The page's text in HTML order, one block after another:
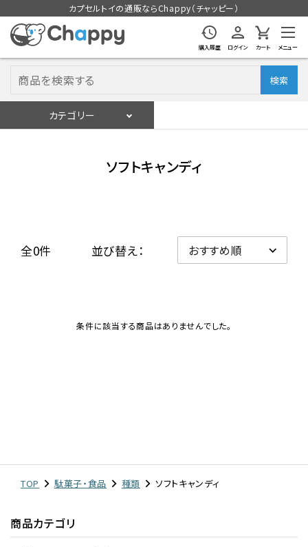
カプセルトイの通販ならChappy（チャッピー）
購入履歴 ログイン カート メニュー
検索
カテゴリー
よくあるご質問
ソフトキャンディ
全0件 並び替え：
条件に該当する商品はありませんでした。
TOP 駄菓子・食品 種類 ソフトキャンディ
商品カテゴリ